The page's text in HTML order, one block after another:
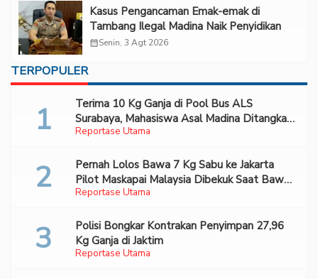
Kasus Pengancaman Emak-emak di
Tambang Ilegal Madina Naik Penyidikan
calendar_monthSenin, 3 Agt 2026
TERPOPULER
Reportase Utama
Terima 10 Kg Ganja di Pool Bus ALS
Surabaya, Mahasiswa Asal Madina Ditangkap
Bareskrim
Reportase Utama
Pernah Lolos Bawa 7 Kg Sabu ke Jakarta
Pilot Maskapai Malaysia Dibekuk Saat Bawa
70 Ribu Pil Ekstasi Di Bandara Soetta
Reportase Utama
Polisi Bongkar Kontrakan Penyimpan 27,96
Kg Ganja di Jaktim